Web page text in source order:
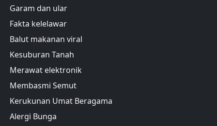
Garam dan ular
Fakta kelelawar
Balut makanan viral
Kesuburan Tanah
Merawat elektronik
Membasmi Semut
Kerukunan Umat Beragama
Alergi Bunga